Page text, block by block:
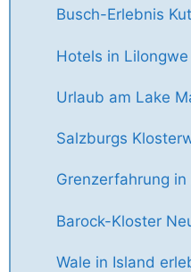
Busch-Erlebnis
Hotels in Lilongwe
Urlaub am Lake
Salzburgs
Grenzerfahrung in
Barock-Kloster
Wale in Island